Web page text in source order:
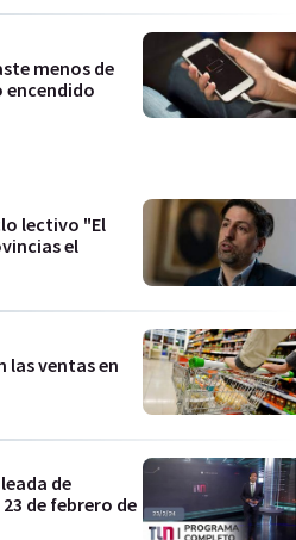
menos de
encendido
lectivo "El
el
las ventas en
de
de febrero de